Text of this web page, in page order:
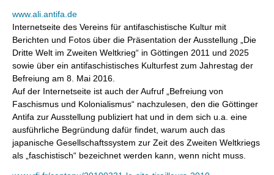
www.ali.antifa.de
Internetseite des Vereins für antifaschistische Kultur mit
Berichten und Fotos über die Präsentation der Ausstellung „Die
Dritte Welt im Zweiten Weltkrieg“ in Göttingen 2011 und 2025
sowie über ein antifaschistisches Kulturfest zum Jahrestag der
Befreiung am 8. Mai 2016.
Auf der Internetseite ist auch der Aufruf „Befreiung von
Faschismus und Kolonialismus“ nachzulesen, den die Göttinger
Antifa zur Ausstellung publiziert hat und in dem sich u.a. eine
ausführliche Begründung dafür findet, warum auch das
japanische Gesellschaftssystem zur Zeit des Zweiten Weltkriegs
als „faschistisch“ bezeichnet werden kann, wenn nicht muss.